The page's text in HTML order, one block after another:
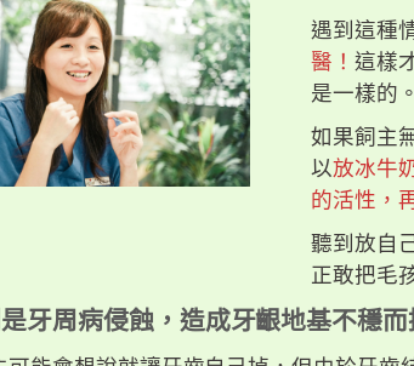
遇到這種
醫！這樣
是一樣的
如果飼主
以放冰牛
的活性，
聽到放自
正敢把毛
牙周病侵蝕，造成牙齦地基不穩而